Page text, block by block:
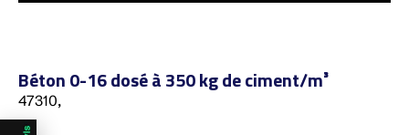
Béton 0-16 dosé à 350 kg de ciment/m³
47310,